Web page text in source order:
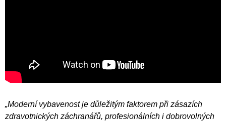
„Moderní vybavenost je důležitým faktorem při zásazích
zdravotnických záchranářů, profesionálních i dobrovolných